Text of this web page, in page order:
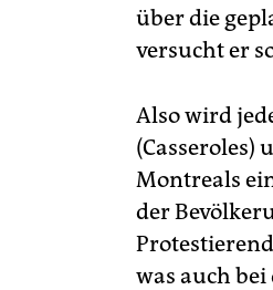
über die
versucht er
Also wird
(Casseroles)
Montreals
der
was auch